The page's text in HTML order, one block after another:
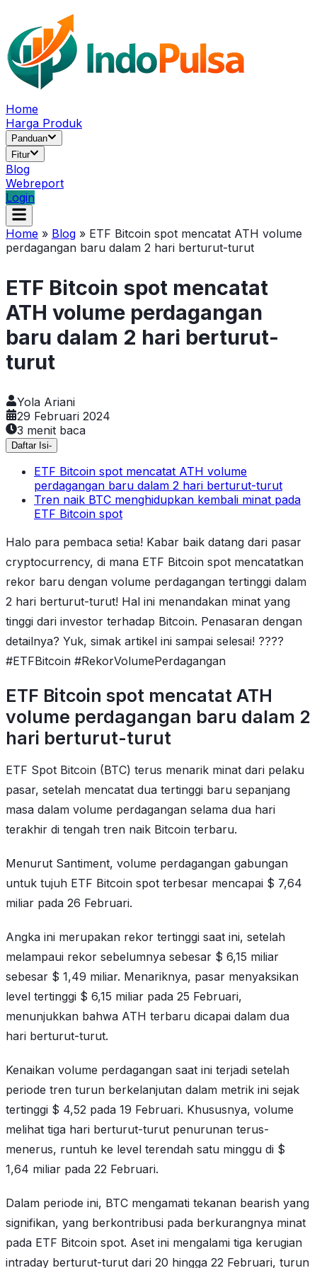
Home
Harga Produk
Panduan
Fitur
Blog
Webreport
Login
Home » Blog » ETF Bitcoin spot mencatat ATH volume
perdagangan baru dalam 2 hari berturut-turut
ETF Bitcoin spot mencatat
ATH volume perdagangan
baru dalam 2 hari berturut-
turut
Yola Ariani
29 Februari 2024
3 menit baca
Daftar Isi-
ETF Bitcoin spot mencatat ATH volume
perdagangan baru dalam 2 hari berturut-turut
Tren naik BTC menghidupkan kembali minat pada
ETF Bitcoin spot
Halo para pembaca setia! Kabar baik datang dari pasar
cryptocurrency, di mana ETF Bitcoin spot mencatatkan
rekor baru dengan volume perdagangan tertinggi dalam
2 hari berturut-turut! Hal ini menandakan minat yang
tinggi dari investor terhadap Bitcoin. Penasaran dengan
detailnya? Yuk, simak artikel ini sampai selesai! ????
#ETFBitcoin #RekorVolumePerdagangan
ETF Bitcoin spot mencatat ATH
volume perdagangan baru dalam 2
hari berturut-turut
ETF Spot Bitcoin (BTC) terus menarik minat dari pelaku
pasar, setelah mencatat dua tertinggi baru sepanjang
masa dalam volume perdagangan selama dua hari
terakhir di tengah tren naik Bitcoin terbaru.
Menurut Santiment, volume perdagangan gabungan
untuk tujuh ETF Bitcoin spot terbesar mencapai $ 7,64
miliar pada 26 Februari.
Angka ini merupakan rekor tertinggi saat ini, setelah
melampaui rekor sebelumnya sebesar $ 6,15 miliar
sebesar $ 1,49 miliar. Menariknya, pasar menyaksikan
level tertinggi $ 6,15 miliar pada 25 Februari,
menunjukkan bahwa ATH terbaru dicapai dalam dua
hari berturut-turut.
Kenaikan volume perdagangan saat ini terjadi setelah
periode tren turun berkelanjutan dalam metrik ini sejak
tertinggi $ 4,52 pada 19 Februari. Khususnya, volume
melihat tiga hari berturut-turut penurunan terus-
menerus, runtuh ke level terendah satu minggu di $
1,64 miliar pada 22 Februari.
Dalam periode ini, BTC mengamati tekanan bearish yang
signifikan, yang berkontribusi pada berkurangnya minat
pada ETF Bitcoin spot. Aset ini mengalami tiga kerugian
intraday berturut-turut dari 20 hingga 22 Februari, turun